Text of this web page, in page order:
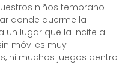
niños temprano
donde duerme la
un lugar que la incite al
móviles muy
ni muchos juegos dentro